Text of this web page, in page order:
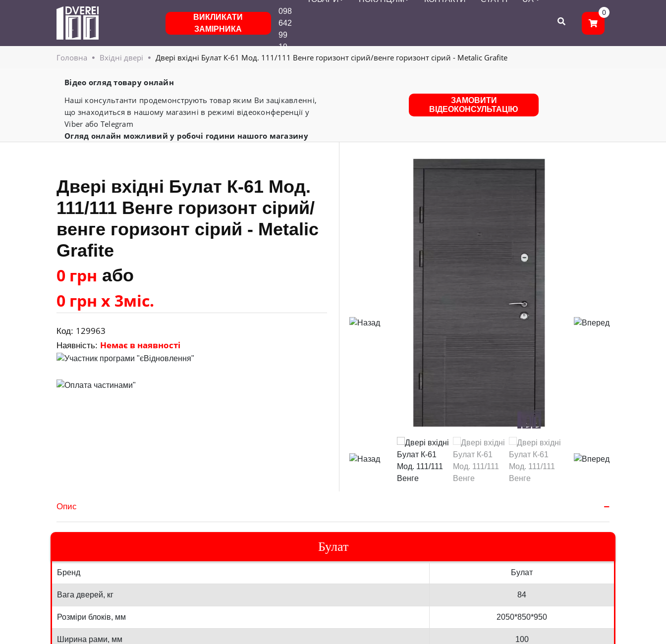
ВИКЛИКАТИ
ЗАМІРНИКА
098
642
99
19
0
Головнa Вхідні двері Двері вхідні Булат К-61 Мод. 111/111 Венге горизонт сірий/венге горизонт сірий - Metalic Grafite
Відео огляд товару онлайн
Наші консультанти продемонструють товар яким Ви зацікавленні,
що знаходиться в нашому магазині в режимі відеоконференції у
Viber або Telegram
Огляд онлайн можливий у робочі години нашого магазину
ЗАМОВИТИ
ВІДЕОКОНСУЛЬТАЦІЮ
Двері вхідні Булат К-61 Мод.
111/111 Венге горизонт сірий/
венге горизонт сірий - Metalic
Grafite
0 грн або
0 грн х 3міс.
Код: 129963
Наявність: Немає в наявності
Опис
Булат
Бренд Булат
Вага дверей, кг 84
Розміри блоків, мм 2050*850*950
Ширина рами, мм 100